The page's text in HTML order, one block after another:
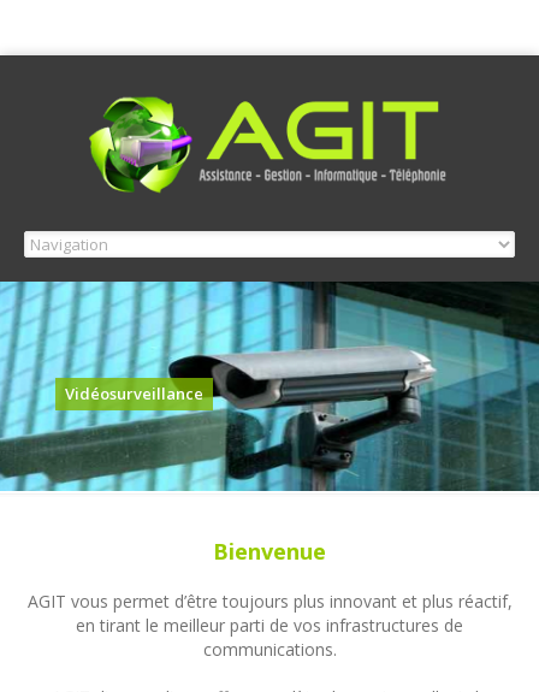
Vidéosurveillance
Bienvenue
AGIT vous permet d’être toujours plus innovant et plus réactif,
en tirant le meilleur parti de vos infrastructures de
communications.